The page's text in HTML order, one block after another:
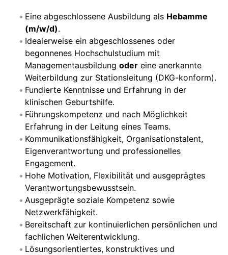
Eine abgeschlossene Ausbildung als Hebamme
(m/w/d).
Idealerweise ein abgeschlossenes oder
begonnenes Hochschulstudium mit
Managementausbildung oder eine anerkannte
Weiterbildung zur Stationsleitung (DKG-konform).
Fundierte Kenntnisse und Erfahrung in der
klinischen Geburtshilfe.
Führungskompetenz und nach Möglichkeit
Erfahrung in der Leitung eines Teams.
Kommunikationsfähigkeit, Organisationstalent,
Eigenverantwortung und professionelles
Engagement.
Hohe Motivation, Flexibilität und ausgeprägtes
Verantwortungsbewusstsein.
Ausgeprägte soziale Kompetenz sowie
Netzwerkfähigkeit.
Bereitschaft zur kontinuierlichen persönlichen und
fachlichen Weiterentwicklung.
Lösungsorientiertes, konstruktives und